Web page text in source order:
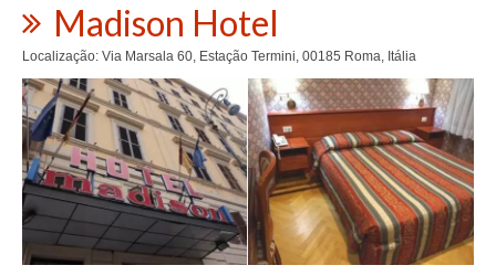
Madison Hotel
Localização: Via Marsala 60, Estação Termini, 00185 Roma, Itália